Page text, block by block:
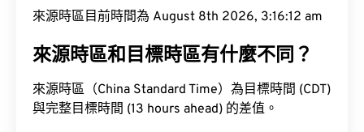
來源時區目前時間為 August 8th 2026, 3:16:12 am
來源時區和目標時區有什麼不同？
來源時區（China Standard Time）為目標時間 (CDT)
與完整目標時間 (13 hours ahead) 的差值。